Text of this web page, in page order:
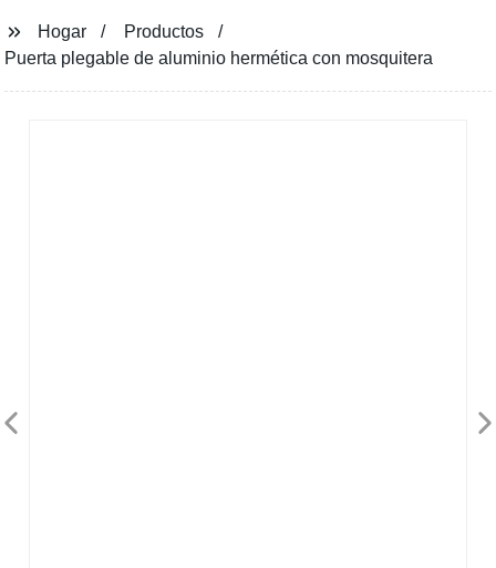
Hogar
Productos
Puerta plegable de aluminio hermética con mosquitera